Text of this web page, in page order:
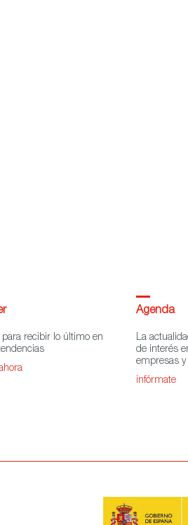
para recibir lo último en
Agenda
La
de interés
empresas y
infórmate